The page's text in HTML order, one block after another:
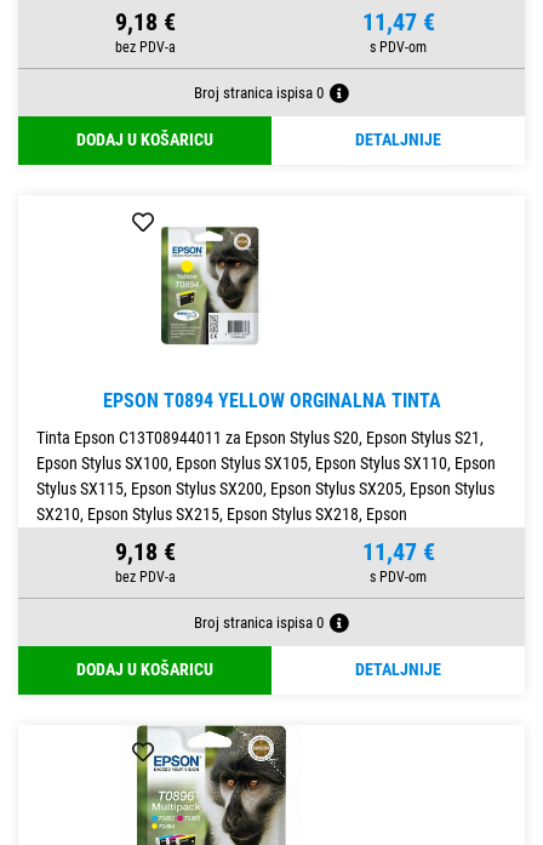
9,18 € 11,47 €
Broj stranica ispisa 0
DODAJ U KOŠARICU DETALJNIJE
EPSON T0894 YELLOW ORGINALNA TINTA
Tinta Epson C13T08944011 za Epson Stylus S20, Epson Stylus S21,
Epson Stylus SX100, Epson Stylus SX105, Epson Stylus SX110, Epson
Stylus SX115, Epson Stylus SX200, Epson Stylus SX205, Epson Stylus
SX210, Epson Stylus SX215, Epson Stylus SX218, Epson
9,18 € 11,47 €
Broj stranica ispisa 0
DODAJ U KOŠARICU DETALJNIJE